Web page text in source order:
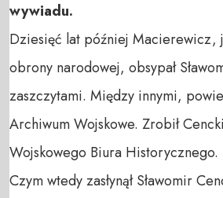
wywiadu.
Dziesięć lat później Macierewicz,
obrony narodowej, obsypał
zaszczytami. Między innymi,
Archiwum Wojskowe. Zrobił
Wojskowego Biura Historycznego.
Czym wtedy zasłynął Sławomir